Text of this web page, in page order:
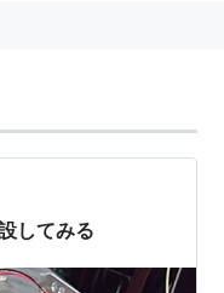
してみる